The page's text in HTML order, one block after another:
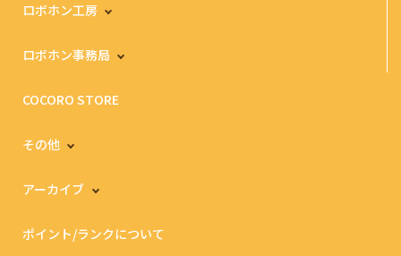
ロボホン工房
ロボホン事務局
COCORO STORE
その他
アーカイブ
ポイント/ランクについて